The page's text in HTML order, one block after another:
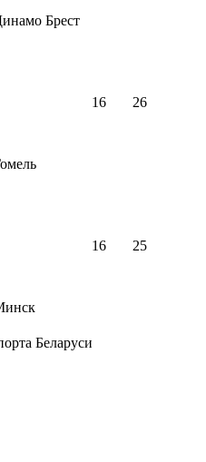
Брест
16 26
16 25
Беларуси